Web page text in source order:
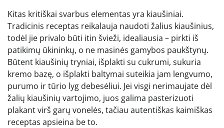
Kitas kritiškai svarbus elementas yra kiaušiniai.
Tradicinis receptas reikalauja naudoti žalius kiaušinius,
todėl jie privalo būti itin švieži, idealiausia – pirkti iš
patikimų ūkininkų, o ne masinės gamybos paukštynų.
Būtent kiaušinių tryniai, išplakti su cukrumi, sukuria
kremo bazę, o išplakti baltymai suteikia jam lengvumo,
purumo ir tūrio lyg debesėliui. Jei visgi nerimaujate dėl
žalių kiaušinių vartojimo, juos galima pasterizuoti
plakant virš garų vonelės, tačiau autentiškas kaimiškas
receptas apsieina be to.